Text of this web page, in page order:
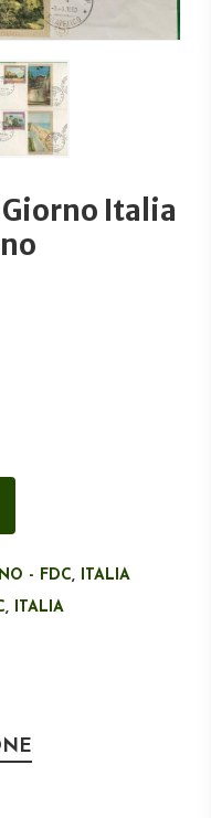
Italia
- FDC, ITALIA
, ITALIA